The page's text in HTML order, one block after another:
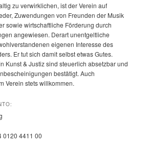
zu verwirklichen, ist der Verein auf
Zuwendungen von Freunden der Musik
sowie wirtschaftliche Förderung durch
angewiesen. Derart unentgeltliche
eigenen Interesse des
Er tut sich damit selbst etwas Gutes.
Kunst & Justiz sind steuerlich absetzbar und
bestätigt. Auch
Verein stets willkommen.
0120 4411 00